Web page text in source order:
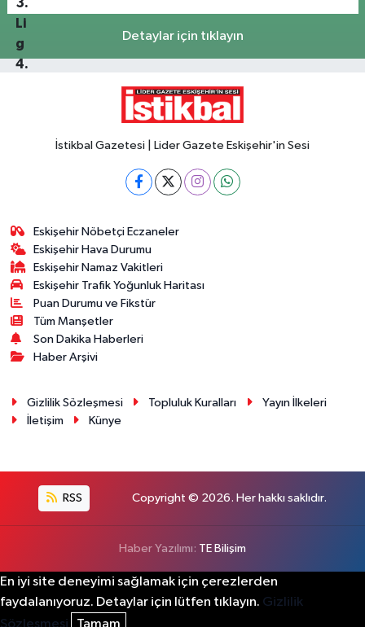
Detaylar için tıklayın
İstikbal Gazetesi | Lider Gazete Eskişehir'in Sesi
Eskişehir Nöbetçi Eczaneler
Eskişehir Hava Durumu
Eskişehir Namaz Vakitleri
Eskişehir Trafik Yoğunluk Haritası
Puan Durumu ve Fikstür
Tüm Manşetler
Son Dakika Haberleri
Haber Arşivi
Gizlilik Sözleşmesi Topluluk Kuralları
Yayın İlkeleri
İletişim
Künye
RSS Copyright © 2026. Her hakkı saklıdır.
Haber Yazılımı: TE Bilişim
En iyi site deneyimi sağlamak için çerezlerden
faydalanıyoruz. Detaylar için lütfen tıklayın. Gizlilik
Sözleşmesi
Tamam